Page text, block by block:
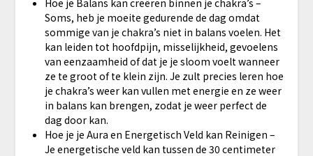
Soms, heb je moeite gedurende de dag omdat
sommige van je chakra’s niet in balans voelen. Het
kan leiden tot hoofdpijn, misselijkheid, gevoelens
van eenzaamheid of dat je je sloom voelt wanneer
ze te groot of te klein zijn. Je zult precies leren hoe
je chakra’s weer kan vullen met energie en ze weer
in balans kan brengen, zodat je weer perfect de
dag door kan.
​Hoe je je Aura en Energetisch Veld kan Reinigen –
Je energetische veld kan tussen de 30 centimeter